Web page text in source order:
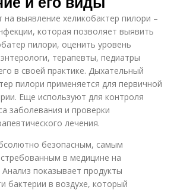
выявление хеликобактер пилори –
которая позволяет выявить
пилори, оценить уровень
терапевты, педиатры
в своей практике. Дыхательный
пилори применяется для первичной
Еще используют для контроля
заболевания и проверки
лечения.
безопасным, самым
в медицине на
показывает продукты
бактерии в воздухе, который